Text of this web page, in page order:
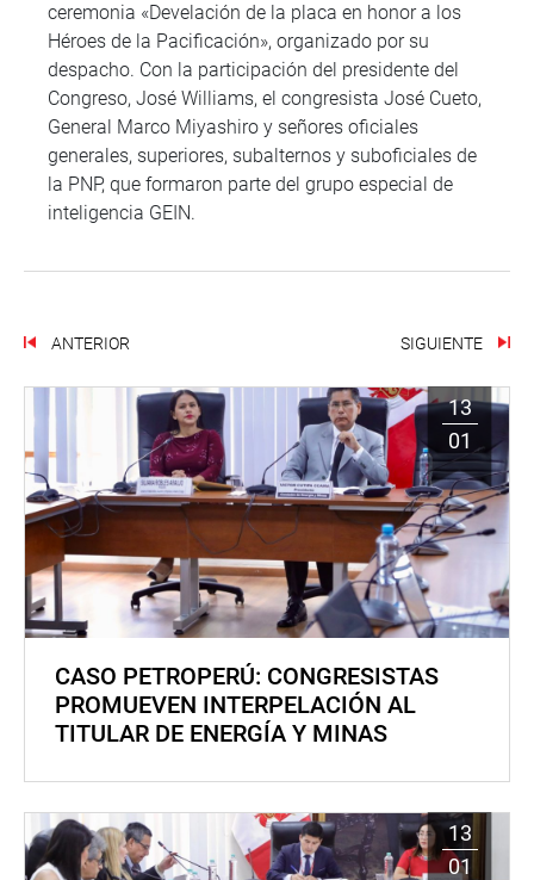
ceremonia «Develación de la placa en honor a los
Héroes de la Pacificación», organizado por su
despacho. Con la participación del presidente del
Congreso, José Williams, el congresista José Cueto,
General Marco Miyashiro y señores oficiales
generales, superiores, subalternos y suboficiales de
la PNP, que formaron parte del grupo especial de
inteligencia GEIN.
ANTERIOR SIGUIENTE
13
01
CASO PETROPERÚ: CONGRESISTAS
PROMUEVEN INTERPELACIÓN AL
TITULAR DE ENERGÍA Y MINAS
13
01